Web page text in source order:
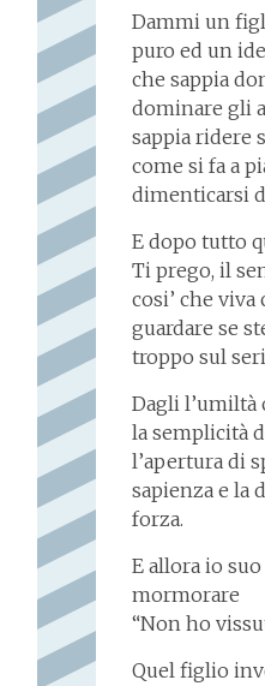
Dammi un
puro ed un
che sappia
dominare gli
sappia ridere
come si fa a
dimenticarsi
E dopo tutto
Ti prego, il
cosi’ che viva
guardare se
troppo sul
Dagli l’umiltà
la semplicità
l’apertura di
sapienza e la
forza.
E allora io
mormorare
“Non ho
Quel figlio